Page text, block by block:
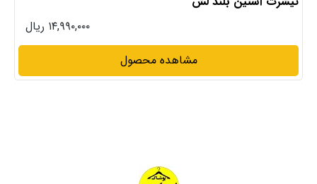
۱۳,۹۹۰,۰۰۰ ریال
مشاهده محصول